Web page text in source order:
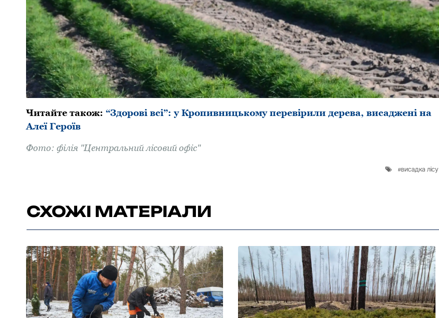
Читайте також: “Здорові всі”: у Кропивницькому перевірили дерева, висаджені на
Алеї Героїв
Фото: філія "Центральний лісовий офіс"
висадка лісу
СХОЖІ МАТЕРІАЛИ